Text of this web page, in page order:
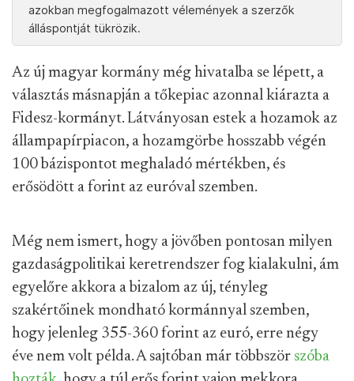
azokban megfogalmazott vélemények a szerzők
álláspontját tükrözik.
Az új magyar kormány még hivatalba se lépett, a
választás másnapján a tőkepiac azonnal kiárazta a
Fidesz-kormányt. Látványosan estek a hozamok az
állampapírpiacon, a hozamgörbe hosszabb végén
100 bázispontot meghaladó mértékben, és
erősödött a forint az euróval szemben.
Még nem ismert, hogy a jövőben pontosan milyen
gazdaságpolitikai keretrendszer fog kialakulni, ám
egyelőre akkora a bizalom az új, tényleg
szakértőinek mondható kormánnyal szemben,
hogy jelenleg 355-360 forint az euró, erre négy
éve nem volt példa. A sajtóban már többször szóba